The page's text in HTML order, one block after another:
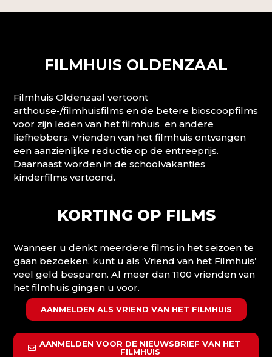
FILMHUIS OLDENZAAL
Filmhuis Oldenzaal vertoont
arthouse-/filmhuisfilms en de betere bioscoopfilms
voor zijn leden van het filmhuis en andere
liefhebbers. Vrienden van het filmhuis ontvangen
een aanzienlijke reductie op de entreeprijs.
Daarnaast worden in de schoolvakanties
kinderfilms vertoond.
KORTING OP FILMS
Wanneer u denkt meerdere films in het seizoen te
gaan bezoeken, kunt u als ‘Vriend van het Filmhuis’
veel geld besparen. Al meer dan 1100 vrienden van
het filmhuis gingen u voor.
AANMELDEN ALS VRIEND VAN HET FILMHUIS
AANMELDEN VOOR DE NIEUWSBRIEF VAN HET
FILMHUIS